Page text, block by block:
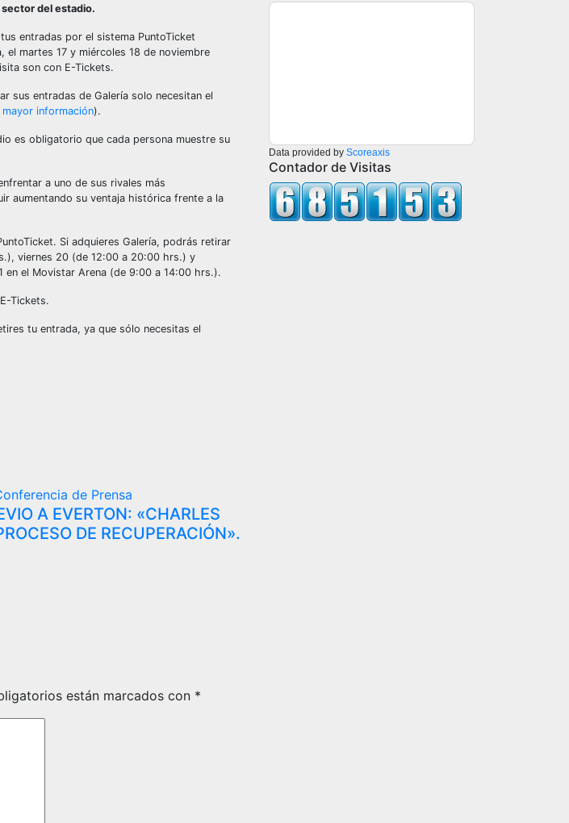
del estadio.
entradas por el sistema PuntoTicket
martes 17 y miércoles 18 de noviembre
son con E-Tickets.
sus entradas de Galería solo necesitan el
información).
es obligatorio que cada persona muestre su
a uno de sus rivales más
aumentando su ventaja histórica frente a la
Si adquieres Galería, podrás retirar
viernes 20 (de 12:00 a 20:00 hrs.) y
el Movistar Arena (de 9:00 a 14:00 hrs.).
Tickets.
tu entrada, ya que sólo necesitas el
de Prensa
A EVERTON: «CHARLES
DE RECUPERACIÓN».
están marcados con *
Data provided by Scoreaxis
Contador de Visitas